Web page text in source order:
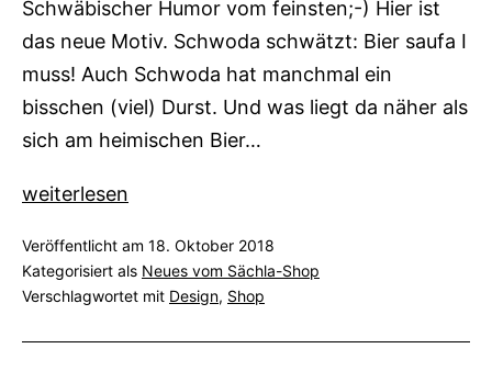
Schwäbischer Humor vom feinsten;-) Hier ist
das neue Motiv. Schwoda schwätzt: Bier saufa I
muss! Auch Schwoda hat manchmal ein
bisschen (viel) Durst. Und was liegt da näher als
sich am heimischen Bier…
Neue
Halloween
und
weiterlesen
Veröffentlicht am 18. Oktober 2018
Kategorisiert als Neues vom Sächla-Shop
Verschlagwortet mit Design, Shop